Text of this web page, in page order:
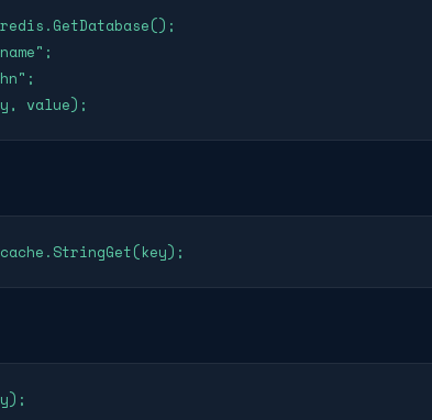
value);